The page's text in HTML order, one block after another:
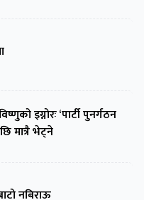
इग्नोरः ‘पार्टी पुनर्गठन
मात्रै भेट्ने
नबिराऊ